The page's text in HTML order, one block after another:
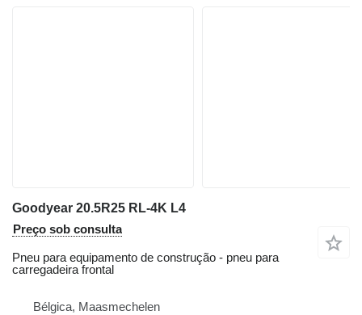
Goodyear 20.5R25 RL-4K L4
Preço sob consulta
Pneu para equipamento de construção - pneu para
carregadeira frontal
Bélgica, Maasmechelen